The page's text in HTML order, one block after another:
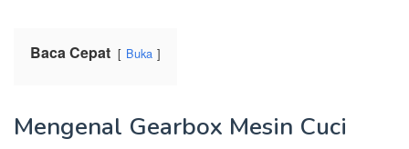
Baca Cepat Buka
Mengenal Gearbox Mesin Cuci